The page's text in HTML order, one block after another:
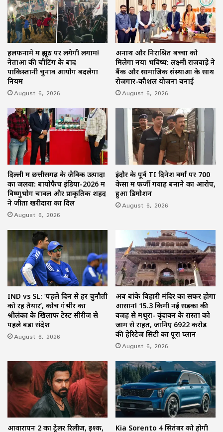
हलफनामे में झूठ पर लगेगी लगाम!
नेताओं की चीटिंग के बाद
पाकिस्तानी चुनाव आयोग बदलेगा
नियम
August 6, 2026
अनाथ और निराश्रित बच्चों को
मिलेगा नया भविष्य: लक्ष्मी राजवाड़े ने
बैंक और सामाजिक संस्थाओं के साथ
रोजगार-कौशल योजना बनाई
August 6, 2026
दिल्ली में छत्तीसगढ़ के जैविक उत्पादों
का जलवा: बायोफैच इंडिया-2026 में
विष्णुभोग चावल और प्राकृतिक शहद
ने जीता खरीदारों का दिल
August 6, 2026
इंदौर के पूर्व TI दिनेश वर्मा पर 700
केसों में फर्जी गवाह बनाने का आरोप,
हुआ डिमोशन
August 6, 2026
IND vs SL: ‘पहले दिन से हर चुनौती
को रहें तैयार’, कोच गंभीर का
श्रीलंका के खिलाफ टेस्ट सीरीज से
पहले बड़ा संदेश
August 6, 2026
अब बांके बिहारी मंदिर का सफर होगा
आसान! 15.3 किमी नई सड़कों की
वजह से मथुरा- वृंदावन के रास्तों को
जाम से राहत, जानिए 6922 करोड़
की हेरिटेज सिटी का पूरा प्लान
August 6, 2026
आवारापन 2 का ट्रेलर रिलीज, इश्क,
Kia Sorento 4 सितंबर को होगी